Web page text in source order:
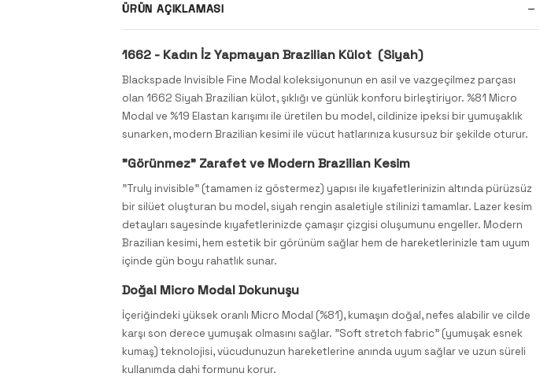
ÜRÜN AÇIKLAMASI
1662 - Kadın İz Yapmayan Brazilian Külot (Siyah)
Blackspade Invisible Fine Modal koleksiyonunun en asil ve vazgeçilmez parçası
olan 1662 Siyah Brazilian külot, şıklığı ve günlük konforu birleştiriyor. %81 Micro
Modal ve %19 Elastan karışımı ile üretilen bu model, cildinize ipeksi bir yumuşaklık
sunarken, modern Brazilian kesimi ile vücut hatlarınıza kusursuz bir şekilde oturur.
"Görünmez" Zarafet ve Modern Brazilian Kesim
"Truly invisible" (tamamen iz göstermez) yapısı ile kıyafetlerinizin altında pürüzsüz
bir silüet oluşturan bu model, siyah rengin asaletiyle stilinizi tamamlar. Lazer kesim
detayları sayesinde kıyafetlerinizde çamaşır çizgisi oluşumunu engeller. Modern
Brazilian kesimi, hem estetik bir görünüm sağlar hem de hareketlerinizle tam uyum
içinde gün boyu rahatlık sunar.
Doğal Micro Modal Dokunuşu
İçeriğindeki yüksek oranlı Micro Modal (%81), kumaşın doğal, nefes alabilir ve cilde
karşı son derece yumuşak olmasını sağlar. "Soft stretch fabric" (yumuşak esnek
kumaş) teknolojisi, vücudunuzun hareketlerine anında uyum sağlar ve uzun süreli
kullanımda dahi formunu korur.